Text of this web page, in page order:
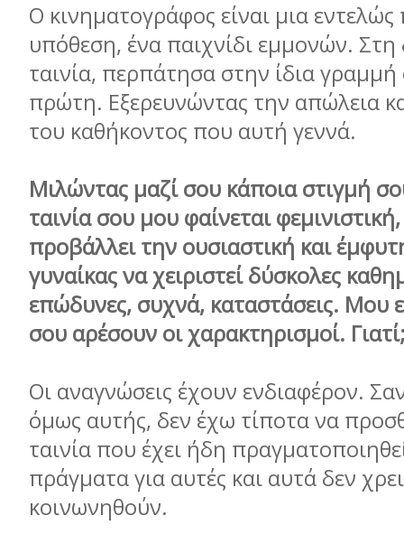
Ο κινηματογράφος είναι μια
υπόθεση, ένα παιχνίδι εμμονών.
ταινία, περπάτησα στην ίδια
πρώτη. Εξερευνώντας την απώλεια
του καθήκοντος που αυτή γεννά.
Μιλώντας μαζί σου κάποια στιγμή
ταινία σου μου φαίνεται
προβάλλει την ουσιαστική και
γυναίκας να χειριστεί δύσκολες
επώδυνες, συχνά, καταστάσεις. Μου
σου αρέσουν οι χαρακτηρισμοί.
Οι αναγνώσεις έχουν ενδιαφέρον.
όμως αυτής, δεν έχω τίποτα να
ταινία που έχει ήδη
πράγματα για αυτές και αυτά δεν
κοινωνηθούν.